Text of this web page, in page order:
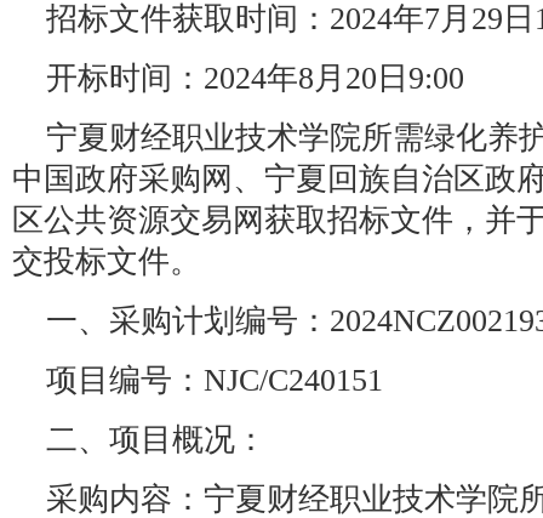
招标文件获取时间：2024年7月29日
开标时间：2024年8月20日9:00
宁夏财经职业技术学院所需绿化养
中国政府采购网、宁夏回族自治区政
区公共资源交易网获取招标文件，并
交投标文件。
一、采购计划编号：
项目编号：NJC/C240151
二、项目概况：
采购内容：宁夏财经职业技术学院